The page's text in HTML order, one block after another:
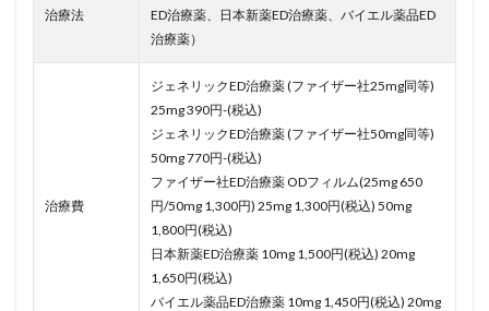
治療法
ED治療薬、日本新薬ED治療薬、バイエル薬品ED
治療薬）
治療費
ジェネリックED治療薬 (ファイザー社25mg同等)
25mg 390円-(税込)
ジェネリックED治療薬 (ファイザー社50mg同等)
50mg 770円-(税込)
ファイザー社ED治療薬 ODフィルム(25mg 650
円/50mg 1,300円) 25mg 1,300円(税込) 50mg
1,800円(税込)
日本新薬ED治療薬 10mg 1,500円(税込) 20mg
1,650円(税込)
バイエル薬品ED治療薬 10mg 1,450円(税込) 20mg